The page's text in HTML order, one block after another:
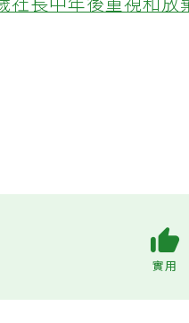
長中年後重視和放